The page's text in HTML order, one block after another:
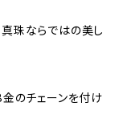
珠ならではの美し
のチェーンを付け